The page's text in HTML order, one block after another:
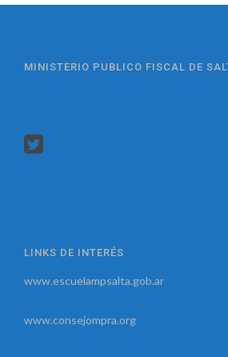
MINISTERIO PUBLICO FISCAL DE
LINKS DE INTERÉS
www.escuelampsalta.gob.ar
www.consejompra.org